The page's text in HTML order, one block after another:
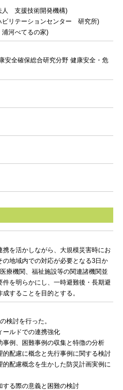
支援技術開発機構)
リテーションセンター 研究所)
河べてるの家)
安全確保総合研究分野 健康安全・危
を活かしながら、大規模災害時にお
地域内での対応が必要となる3日か
療機関、福祉施設等の関連諸機関並
を明らかにし、一時避難後・長期避
することを目的とする。
検討を行った。
ールドでの連携強化
事例、困難事例の収集と特徴の分析
的配慮に概念と先行事例に関する検討
的配慮概念を生かした防災計画実例に
する際の意義と困難の検討